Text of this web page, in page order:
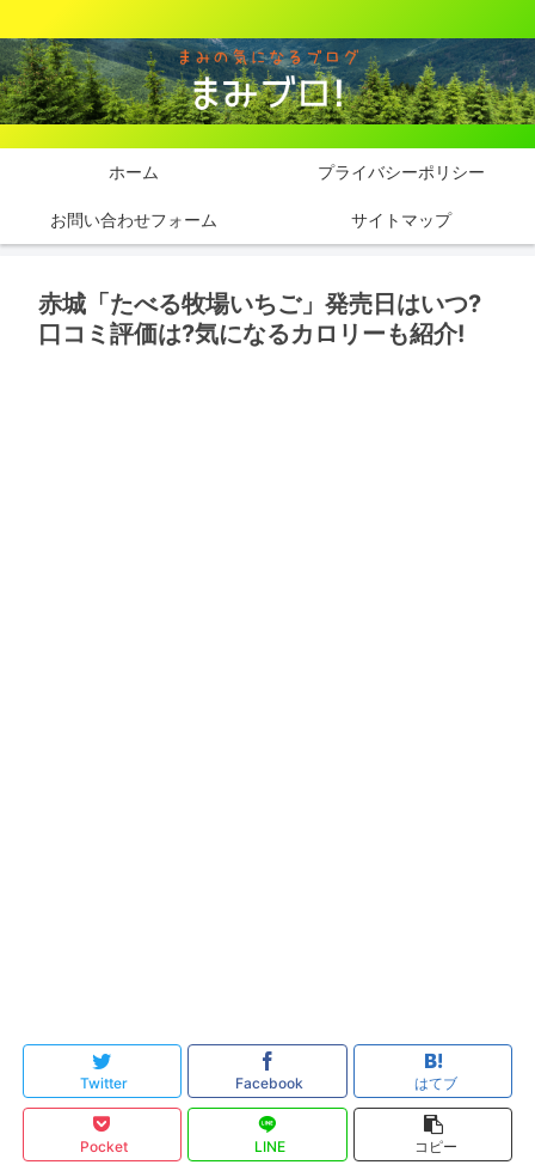
ホーム プライバシーポリシー
お問い合わせフォーム サイトマップ
赤城「たべる牧場いちご」発売日はいつ?
口コミ評価は?気になるカロリーも紹介!
Twitter Facebook はてブ
Pocket LINE コピー